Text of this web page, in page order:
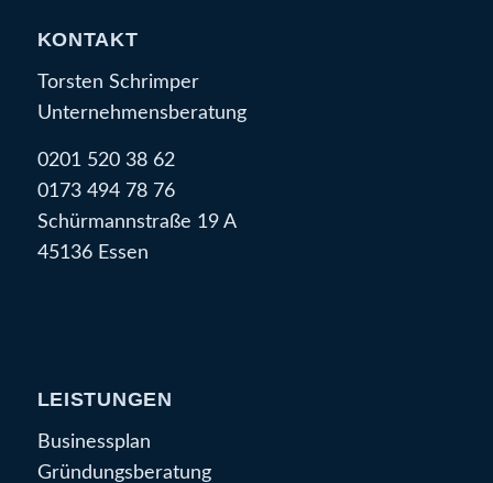
KONTAKT
Torsten Schrimper
Unternehmensberatung
0201 520 38 62
0173 494 78 76
Schürmannstraße 19 A
45136 Essen
LEISTUNGEN
Businessplan
Gründungsberatung